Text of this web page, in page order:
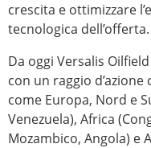
crescita e ottimizzare
tecnologica dell’offerta.
Da oggi Versalis
con un raggio
come Europa, Nord e
Venezuela), Africa
Mozambico, Angola) e